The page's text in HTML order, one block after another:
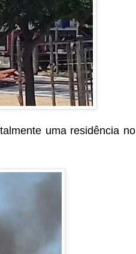
uma residência no